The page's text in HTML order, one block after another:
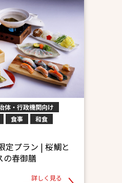
体・行政機関向け
食事
和食
定プラン | 桜鯛と
の春御膳
詳しく見る